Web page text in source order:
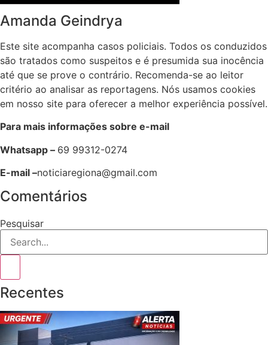
Amanda Geindrya
Este site acompanha casos policiais. Todos os conduzidos
são tratados como suspeitos e é presumida sua inocência
até que se prove o contrário. Recomenda-se ao leitor
critério ao analisar as reportagens. Nós usamos cookies
em nosso site para oferecer a melhor experiência possível.
Para mais informações sobre e-mail
Whatsapp – 69 99312-0274
E-mail –noticiaregiona@gmail.com
Comentários
Pesquisar
Recentes